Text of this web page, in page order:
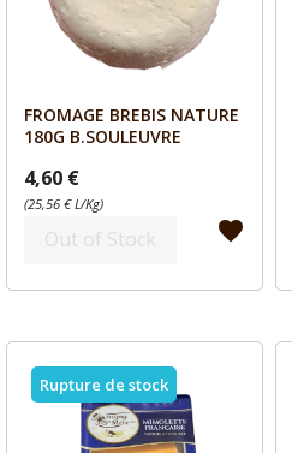
Aperçu
FROMAGE BREBIS NATURE
180G B.SOULEUVRE
4,60 €
(25,56 € L/Kg)
Out of Stock favorite
Rupture de stock